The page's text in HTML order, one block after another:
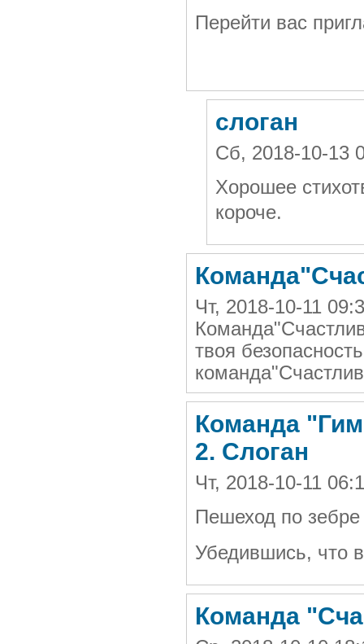
Перейти вас
слоган
Сб, 2018-10-13
Хорошее
короче.
Чт, 2018-10-11
твоя
Команда
2. Слоган
Чт, 2018-10-11
Пешеход по
Убедившись, что
Команда